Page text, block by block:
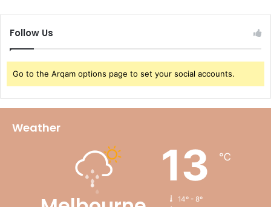
Follow Us
Go to the Arqam options page to set your social accounts.
Weather
13 ℃
14º - 8º